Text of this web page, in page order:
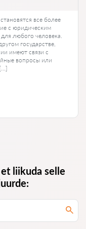
все более
с юридическим
любого человека.
государстве,
имеют связи с
вопросы или
liikuda selle